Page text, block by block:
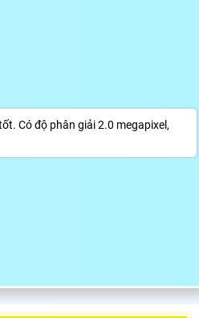
Có độ phân giải 2.0 megapixel,